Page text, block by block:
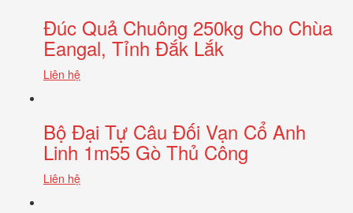
Đúc Quả Chuông 250kg Cho Chùa
Eangal, Tỉnh Đắk Lắk
Liên hệ
Bộ Đại Tự Câu Đối Vạn Cổ Anh
Linh 1m55 Gò Thủ Công
Liên hệ